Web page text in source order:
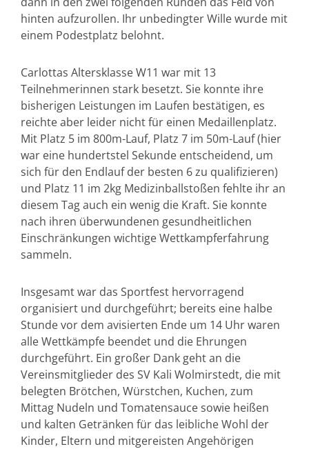
hinten aufzurollen. Ihr unbedingter Wille wurde mit
einem Podestplatz belohnt.
Carlottas Altersklasse W11 war mit 13
Teilnehmerinnen stark besetzt. Sie konnte ihre
bisherigen Leistungen im Laufen bestätigen, es
reichte aber leider nicht für einen Medaillenplatz.
Mit Platz 5 im 800m-Lauf, Platz 7 im 50m-Lauf (hier
war eine hundertstel Sekunde entscheidend, um
sich für den Endlauf der besten 6 zu qualifizieren)
und Platz 11 im 2kg Medizinballstoßen fehlte ihr an
diesem Tag auch ein wenig die Kraft. Sie konnte
nach ihren überwundenen gesundheitlichen
Einschränkungen wichtige Wettkampferfahrung
sammeln.
Insgesamt war das Sportfest hervorragend
organisiert und durchgeführt; bereits eine halbe
Stunde vor dem avisierten Ende um 14 Uhr waren
alle Wettkämpfe beendet und die Ehrungen
durchgeführt. Ein großer Dank geht an die
Vereinsmitglieder des SV Kali Wolmirstedt, die mit
belegten Brötchen, Würstchen, Kuchen, zum
Mittag Nudeln und Tomatensauce sowie heißen
und kalten Getränken für das leibliche Wohl der
Kinder, Eltern und mitgereisten Angehörigen